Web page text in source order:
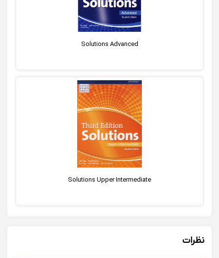
Solutions Advanced
Solutions Upper Intermediate
نظرات